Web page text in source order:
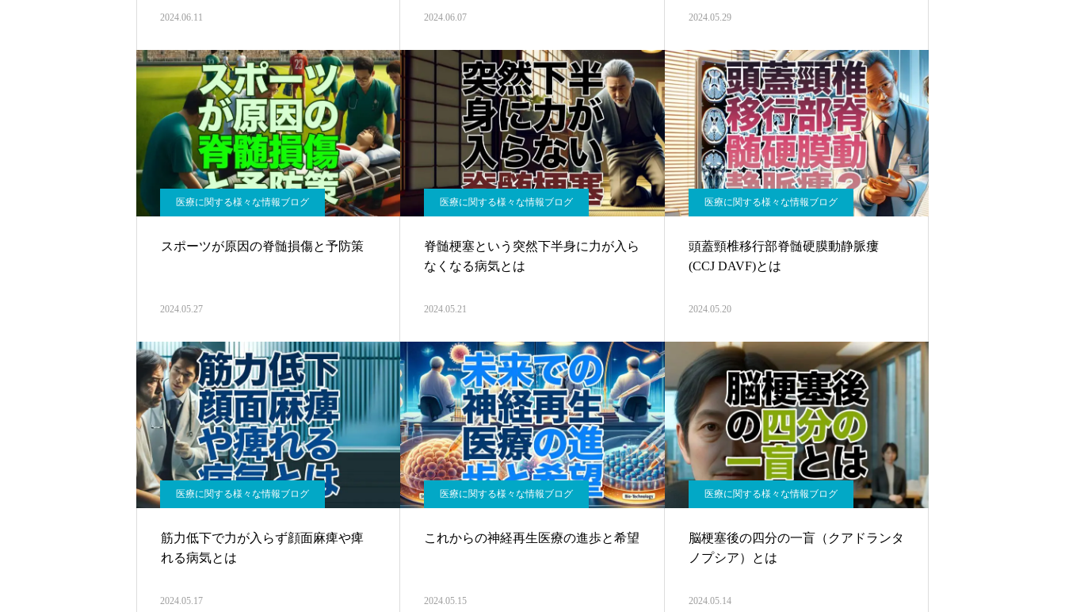
2024.06.11 2024.06.07 2024.05.29
医療に関する様々な情報ブログ
スポーツが原因の脊髄損傷と予防策
2024.05.27
医療に関する様々な情報ブログ
脊髄梗塞という突然下半身に力が入ら
なくなる病気とは
2024.05.21
医療に関する様々な情報ブログ
頭蓋頸椎移行部脊髄硬膜動静脈瘻
(CCJ DAVF)とは
2024.05.20
医療に関する様々な情報ブログ
筋力低下で力が入らず顔面麻痺や痺
れる病気とは
2024.05.17
医療に関する様々な情報ブログ
これからの神経再生医療の進歩と希望
2024.05.15
医療に関する様々な情報ブログ
脳梗塞後の四分の一盲（クアドランタ
ノプシア）とは
2024.05.14